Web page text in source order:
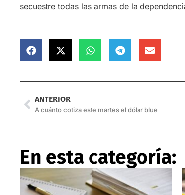
secuestre todas las armas de la
ANTERIOR
A cuánto cotiza este martes el dólar blue
En esta categoría: